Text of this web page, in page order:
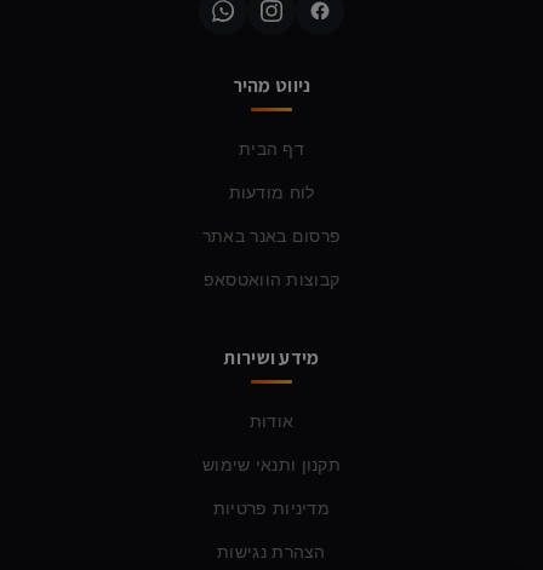
ניווט מהיר
דף הבית
לוח מודעות
פרסום באנר באתר
קבוצות הוואטסאפ
מידע ושירות
אודות
תקנון ותנאי שימוש
מדיניות פרטיות
הצהרת נגישות